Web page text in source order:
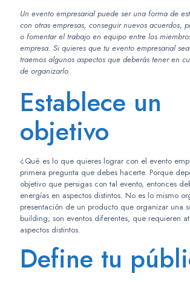
Un evento empresarial puede ser una forma de
con otras empresas, conseguir nuevos acuerdos,
o fomentar el trabajo en equipo entre los
empresa. Si quieres que tu evento empresarial
traemos algunos aspectos que deberás tener en
de organizarlo.
Establece un
objetivo
¿Qué es lo que quieres lograr con el evento
primera pregunta que debes hacerte. Porque
objetivo que persigas con tal evento, entonces
energías en aspectos distintos. No es lo mismo
presentación de un producto que organizar una
building; son eventos diferentes, que requieren
aspectos distintos.
Define tu